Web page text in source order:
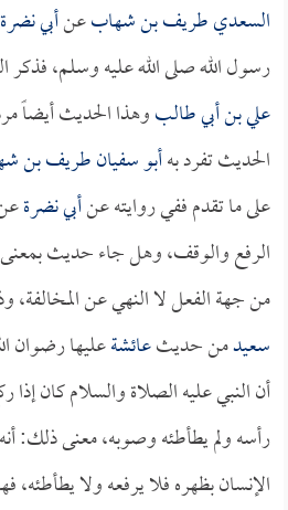
السعدي طريف بن شهابعنأبي نضرة
رسول الله صلى الله عليه وسلم،
علي بن أبي طالبوهذا الحديث أيضاً
الحديث تفرد بهأبو سفيان طريف بن
على ما تقدم ففي روايته عنأبي نضرة
الرفع والوقف، وهل جاء حديث بمعنى
من جهة الفعل لا النهي عن
سعيدمن حديثعائشةعليها رضوان
أن النبي عليه الصلاة والسلام كان
رأسه ولم يطأطئه وصوبه، معنى ذلك:
الإنسان بظهره فلا يرفعه ولا يطأطئه،